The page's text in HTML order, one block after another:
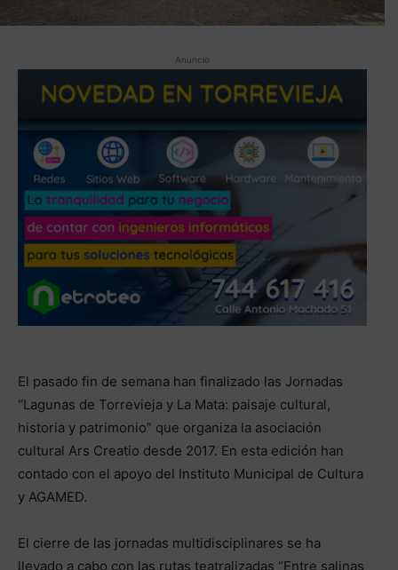
Anuncio
El pasado fin de semana han finalizado las Jornadas
“Lagunas de Torrevieja y La Mata: paisaje cultural,
historia y patrimonio” que organiza la asociación
cultural Ars Creatio desde 2017. En esta edición han
contado con el apoyo del Instituto Municipal de Cultura
y AGAMED.
El cierre de las jornadas multidisciplinares se ha
llevado a cabo con las rutas teatralizadas “Entre salinas